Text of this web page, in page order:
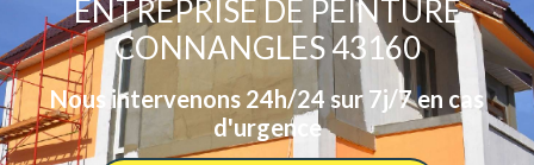
ENTREPRISE DE PEINTURE
CONNANGLES 43160
Nous intervenons 24h/24 sur 7j/7 en cas
d'urgence